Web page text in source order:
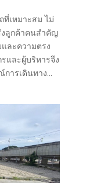
ที่เหมาะสม ไม่
งลูกค้าคนสำคัญ
ละความตรง
และผู้บริหารจึง
ารเดินทาง...